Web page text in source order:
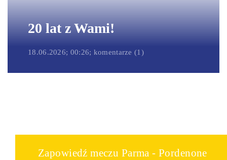
20 lat z Wami!
18.06.2026; 00:26; komentarze (1)
Zapowiedź meczu Parma - Pordenone